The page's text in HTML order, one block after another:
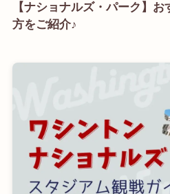
【ナショナルズ・パーク】
方をご紹介♪